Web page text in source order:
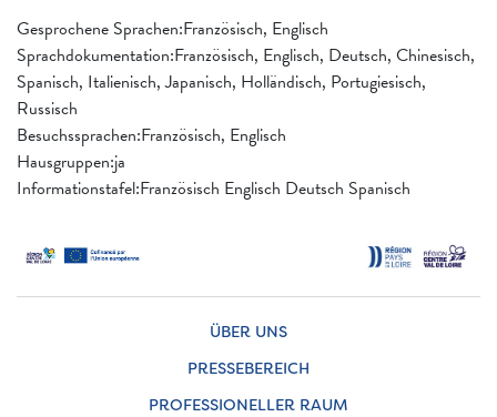
Gesprochene Sprachen:Französisch, Englisch
Sprachdokumentation:Französisch, Englisch, Deutsch, Chinesisch,
Spanisch, Italienisch, Japanisch, Holländisch, Portugiesisch,
Russisch
Besuchssprachen:Französisch, Englisch
Hausgruppen:ja
Informationstafel:Französisch Englisch Deutsch Spanisch
ÜBER UNS
PRESSEBEREICH
PROFESSIONELLER RAUM